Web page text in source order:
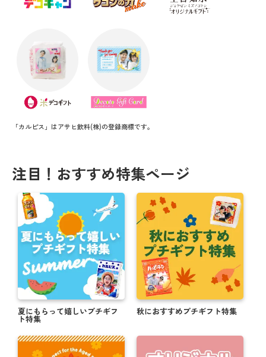
「カルピス」はアサヒ飲料(株)の登録商標です。
注目！おすすめ特集ページ
夏にもらって嬉しいプチギフ
ト特集
秋におすすめプチギフト特集